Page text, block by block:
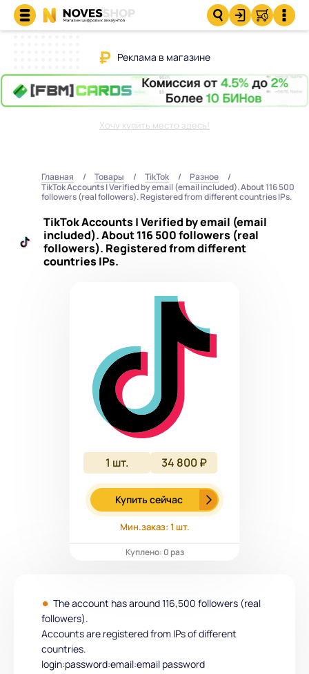
Реклама в магазине
Хочу купить место здесь!
Главная Товары TikTok
Разное
TikTok Accounts | Verified by email (email included). About 116 500
followers (real followers). Registered from different countries IPs.
TikTok Accounts | Verified by email (email
included). About 116 500 followers (real
followers). Registered from different
countries IPs.
1 шт. 34 800 ₽
Купить сейчас
Мин.заказ: 1 шт.
Куплено: 0 раз
The account has around 116,500 followers (real
followers).
Accounts are registered from IPs of different
countries.
login:password:email:email password